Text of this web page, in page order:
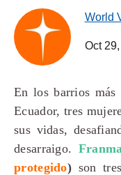
World
Oct
En los barrios más
Ecuador, tres
sus vidas,
desarraigo.
protegido) son